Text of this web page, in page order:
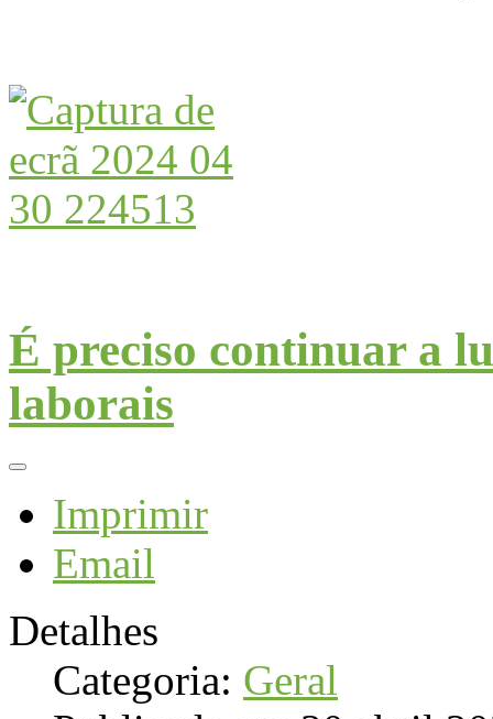
É preciso continuar a
laborais
Imprimir
Email
Detalhes
Categoria: Geral